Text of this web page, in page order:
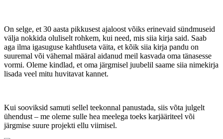
On selge, et 30 aasta pikkusest ajaloost võiks erinevaid sündmuseid
välja nokkida oluliselt rohkem, kui need, mis siia kirja said. Saab
aga ilma igasuguse kahtluseta väita, et kõik siia kirja pandu on
suuremal või vähemal määral aidanud meil kasvada oma tänasesse
vormi. Oleme kindlad, et oma järgmisel juubelil saame siia nimekirja
lisada veel mitu huvitavat kannet.
Kui sooviksid samuti sellel teekonnal panustada, siis võta julgelt
ühendust – me oleme sulle hea meelega toeks karjääriteel või
järgmise suure projekti ellu viimisel.